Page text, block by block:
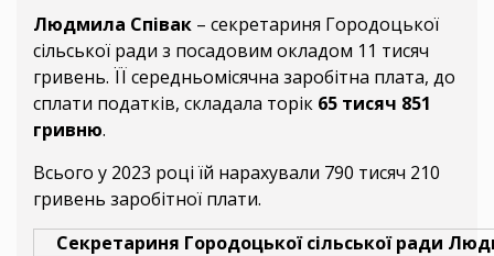
Людмила Співак – секретариня Городоцької
сільської ради з посадовим окладом 11 тисяч
гривень. ЇЇ середньомісячна заробітна плата, до
сплати податків, складала торік 65 тисяч 851
гривню.
Всього у 2023 році їй нарахували 790 тисяч 210
гривень заробітної плати.
Секретариня Городоцької сільської ради